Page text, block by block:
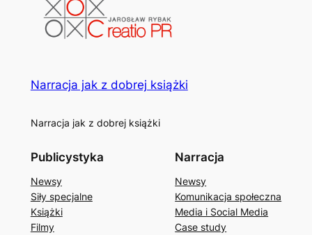
Narracja jak z dobrej książki
Narracja jak z dobrej książki
Publicystyka
Newsy
Siły specjalne
Książki
Filmy
Narracja
Newsy
Komunikacja społeczna
Media i Social Media
Case study